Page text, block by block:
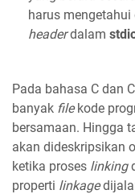
harus mengetahui
headerdalam
Pada bahasa C dan
banyak filekode
bersamaan. Hingga
akan dideskripsikan
ketika proses linking
properti linkage